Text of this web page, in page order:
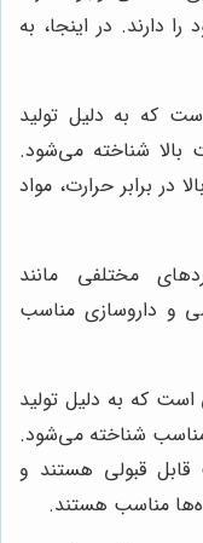
دارند. در اینجا، به
که به دلیل تولید
بالا شناخته می‌شود.
در برابر حرارت، مواد
مختلفی مانند
و داروسازی مناسب
که به دلیل تولید
شناخته می‌شود.
قبولی هستند و
مناسب هستند.